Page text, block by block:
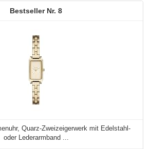
8
Quarz-Zweizeigerwerk mit Edelstahl-
oder Lederarmband ...